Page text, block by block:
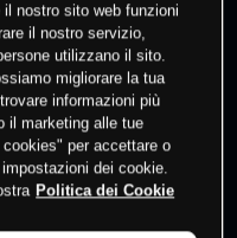
nostro sito web funzioni
il nostro servizio,
utilizzano il sito.
migliorare la tua
informazioni più
il marketing alle tue
per accettare o
dei cookie.
Politica dei Cookie